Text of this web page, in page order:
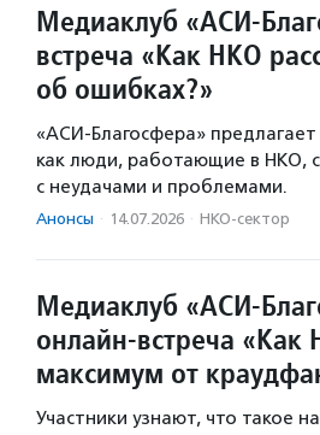
Медиаклуб «АСИ-
встреча «Как НКО
об ошибках?»
«АСИ-Благосфера»
как люди, работающие в НКО,
с неудачами и проблемами.
Анонсы · 14.07.2026 · НКО-сектор
Медиаклуб «АСИ-
онлайн-встреча «Как
максимум от
Участники узнают, что такое